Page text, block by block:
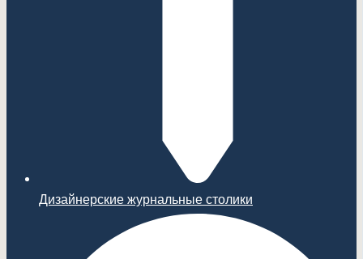
Дизайнерские журнальные столики